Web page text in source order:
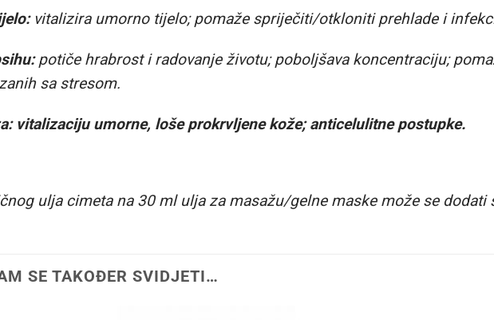
vitalizira umorno tijelo; pomaže spriječiti/otkloniti prehlade i
potiče hrabrost i radovanje životu; poboljšava koncentraciju;
sa stresom.
vitalizaciju umorne, loše prokrvljene kože; anticelulitne postupke.
ulja cimeta na 30 ml ulja za masažu/gelne maske može se
SE TAKOĐER SVIDJETI…